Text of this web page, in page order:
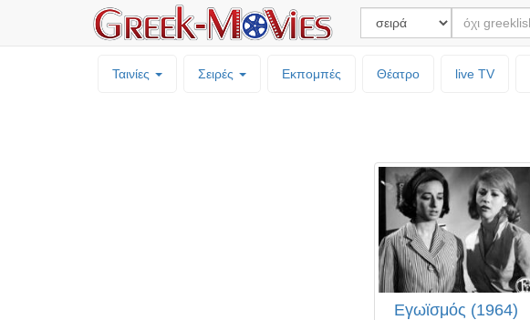
Ταινίες Σειρές Εκπομπές Θέατρο live TV
Εγωϊσμός (1964)